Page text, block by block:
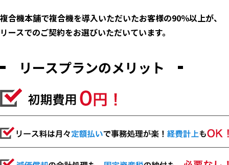
複合機本舗で複合機を導入いただいたお客様の90％以上が、
リースでのご契約をお選びいただいています。
リースプランのメリット